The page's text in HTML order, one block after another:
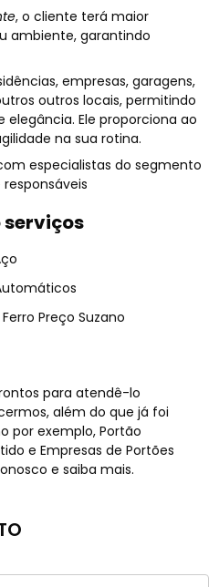
, o cliente terá maior
ambiente, garantindo
empresas, garagens,
outros locais, permitindo
Ele proporciona ao
na sua rotina.
especialistas do segmento
serviços
Preço Suzano
para atendê-lo
além do que já foi
por exemplo, Portão
e Empresas de Portões
e saiba mais.